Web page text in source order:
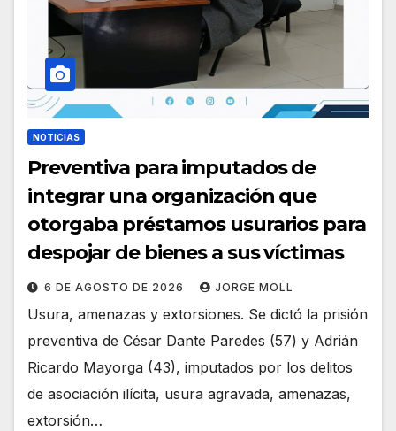
NOTICIAS
Preventiva para imputados de
integrar una organización que
otorgaba préstamos usurarios para
despojar de bienes a sus víctimas
6 DE AGOSTO DE 2026 JORGE MOLL
Usura, amenazas y extorsiones. Se dictó la prisión
preventiva de César Dante Paredes (57) y Adrián
Ricardo Mayorga (43), imputados por los delitos
de asociación ilícita, usura agravada, amenazas,
extorsión…